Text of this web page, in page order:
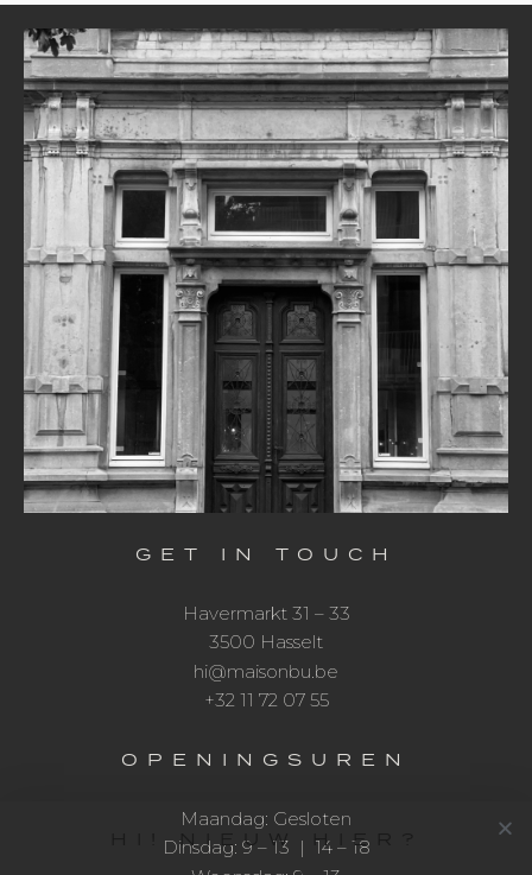
GET IN TOUCH
Havermarkt 31 – 33
3500 Hasselt
hi@maisonbu.be
+32 11 72 07 55
OPENINGSUREN
Maandag: Gesloten
Dinsdag: 9 – 13 | 14 – 18
HI! NIEUW HIER?